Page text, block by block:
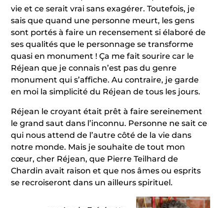
vie et ce serait vrai sans exagérer. Toutefois, je
sais que quand une personne meurt, les gens
sont portés à faire un recensement si élaboré de
ses qualités que le personnage se transforme
quasi en monument ! Ça me fait sourire car le
Réjean que je connais n’est pas du genre
monument qui s’affiche. Au contraire, je garde
en moi la simplicité du Réjean de tous les jours.
Réjean le croyant était prêt à faire sereinement
le grand saut dans l’inconnu. Personne ne sait ce
qui nous attend de l’autre côté de la vie dans
notre monde. Mais je souhaite de tout mon
cœur, cher Réjean, que Pierre Teilhard de
Chardin avait raison et que nos âmes ou esprits
se recroiseront dans un ailleurs spirituel.